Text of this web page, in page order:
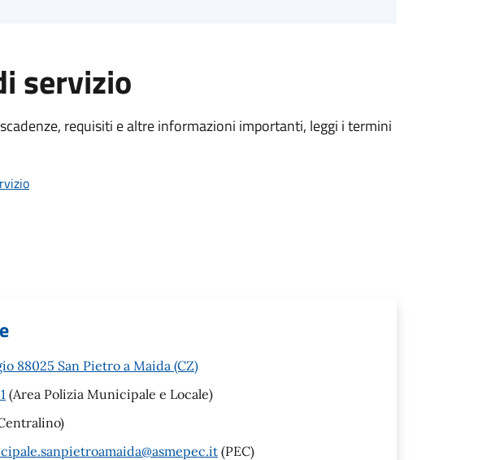
servizio
requisiti e altre informazioni importanti, leggi i termini
88025 San Pietro a Maida (CZ)
(Area Polizia Municipale e Locale)
(PEC)